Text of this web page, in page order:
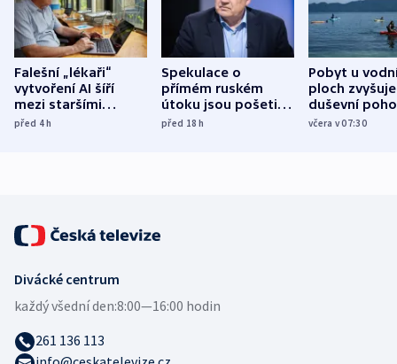
Falešní „lékaři“
vytvoření AI šíří
mezi staršími
Poláky nebezpečné
před 4h
Spekulace o
přímém ruském
útoku jsou pošetilé,
míní estonský
před 18h
Pobyt u
ploch zvyšuje
duševní
ukázala
včera v 07:30
Divácké centrum
každý všední den:8:00—16:00 hodin
261 136 113